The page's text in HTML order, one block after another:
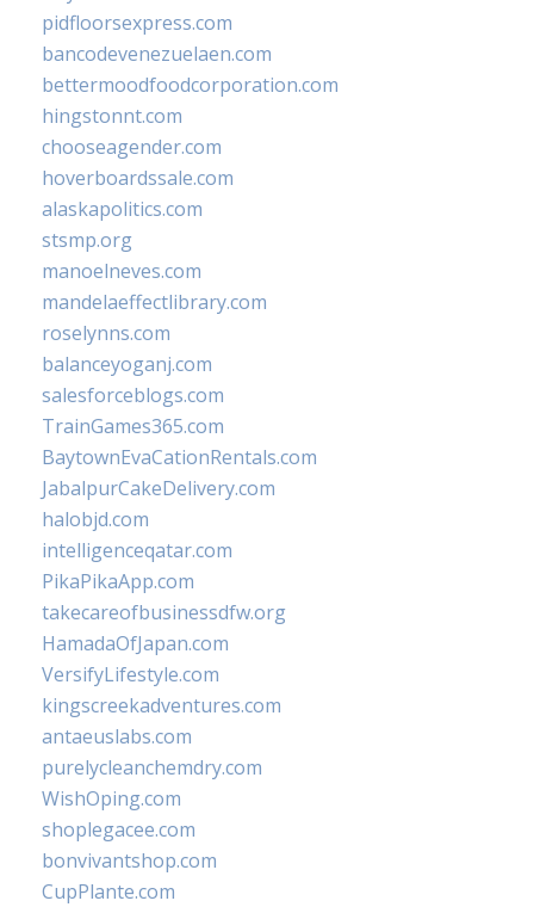
pidfloorsexpress.com
bancodevenezuelaen.com
bettermoodfoodcorporation.com
hingstonnt.com
chooseagender.com
hoverboardssale.com
alaskapolitics.com
stsmp.org
manoelneves.com
mandelaeffectlibrary.com
roselynns.com
balanceyoganj.com
salesforceblogs.com
TrainGames365.com
BaytownEvaCationRentals.com
JabalpurCakeDelivery.com
halobjd.com
intelligenceqatar.com
PikaPikaApp.com
takecareofbusinessdfw.org
HamadaOfJapan.com
VersifyLifestyle.com
kingscreekadventures.com
antaeuslabs.com
purelycleanchemdry.com
WishOping.com
shoplegacee.com
bonvivantshop.com
CupPlante.com